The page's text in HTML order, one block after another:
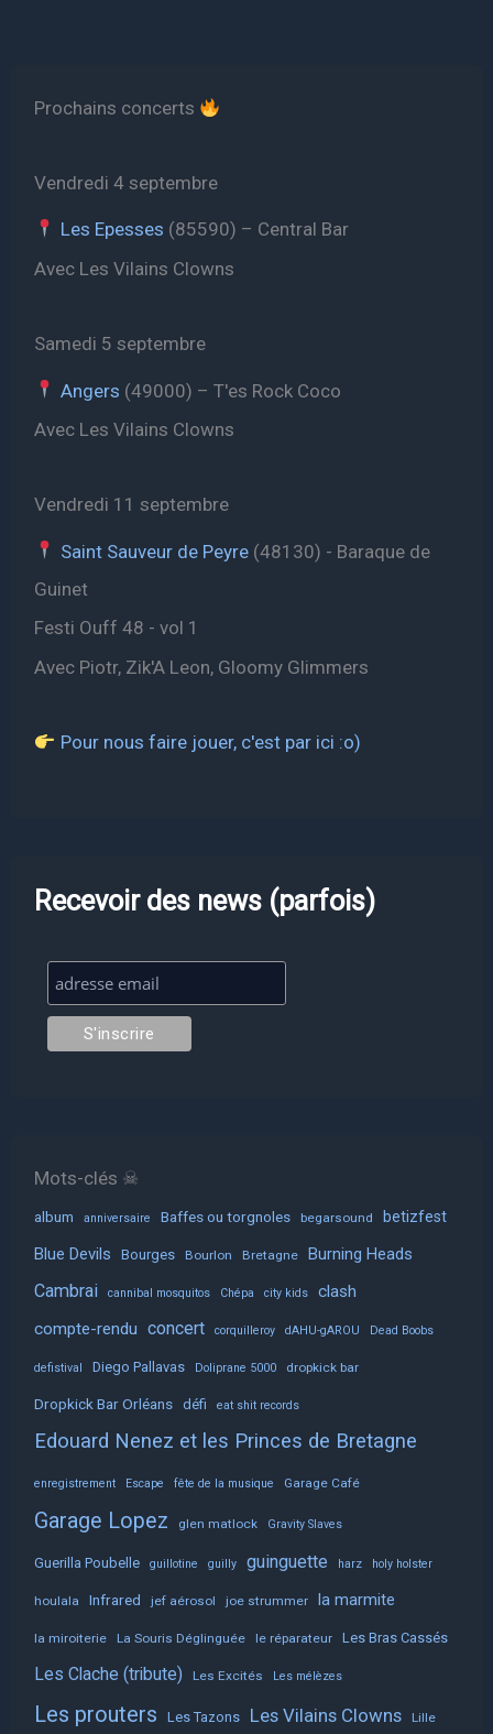
Prochains concerts
Vendredi 4 septembre
Les Epesses (85590) – Central Bar
Avec Les Vilains Clowns
Samedi 5 septembre
Angers (49000) – T'es Rock Coco
Avec Les Vilains Clowns
Vendredi 11 septembre
Saint Sauveur de Peyre(48130) - Baraque de
Guinet
Festi Ouff 48 - vol 1
Avec Piotr, Zik'A Leon, Gloomy Glimmers
Pour nous faire jouer, c'est par ici :o)
Recevoir des news (parfois)
Mots-clés ☠
album anniversaire Baffes ou torgnoles begarsound betizfest
Blue Devils Bourges Bourlon Bretagne Burning Heads
Cambrai cannibal mosquitos Chépa city kids
clash
compte-rendu concert corquilleroy dAHU-gAROU Dead Boobs
defistival Diego Pallavas Doliprane 5000 dropkick bar
Dropkick Bar Orléans défi eat shit records
Edouard Nenez et les Princes de Bretagne
enregistrement Escape fête de la musique Garage Café
Garage Lopez glen matlock Gravity Slaves
Guerilla Poubelle guillotine guilly guinguette harz holy holster
houlala Infrared jef aérosol joe strummer la marmite
la miroiterie La Souris Déglinguée le réparateur Les Bras Cassés
Les Clache (tribute) Les Excités Les mélèzes
Les prouters Les Tazons Les Vilains Clowns Lille